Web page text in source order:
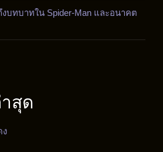
งบทบาทใน Spider-Man และอนาคต
สุด
ง